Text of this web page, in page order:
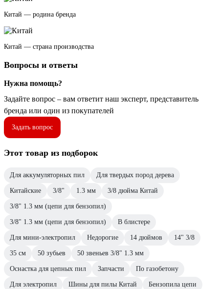
Китай — родина бренда
Китай — страна производства
Вопросы и ответы
Нужна помощь?
Задайте вопрос – вам ответит наш эксперт, представитель
бренда или один из покупателей
Задать вопрос
Этот товар из подборок
Для аккумуляторных пил Для твердых пород дерева
Китайские 3/8" 1.3 мм 3/8 дюйма Китай
3/8" 1.3 мм (цепи для бензопил)
3/8" 1.3 мм (цепи для бензопил) В блистере
Для мини-электропил Недорогие 14 дюймов 14" 3/8
35 см 50 зубьев 50 звеньев 3/8" 1.3 мм
Оснастка для цепных пил Запчасти По газобетону
Для электропил Шины для пилы Китай Бензопила цепи